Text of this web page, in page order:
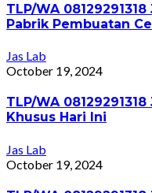
TLP/WA
Pabrik Pembuatan
Jas Lab
October 19, 2024
TLP/WA
Khusus Hari Ini
Jas Lab
October 19, 2024